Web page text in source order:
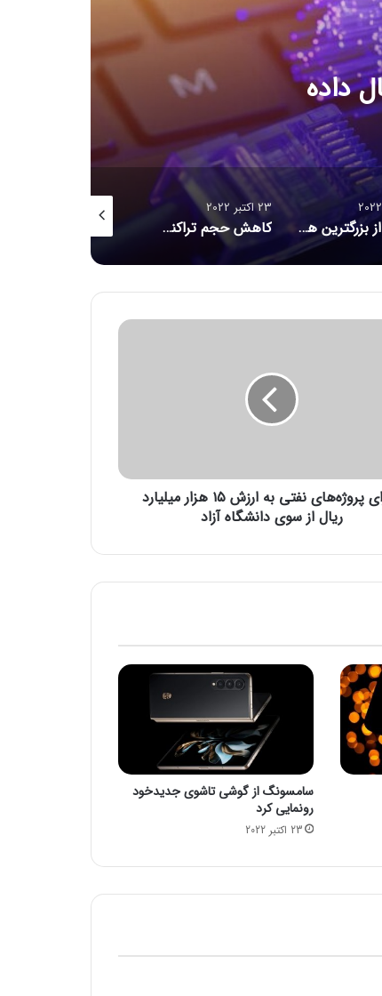
فضای مجازی
23 اکتبر 2022
کاهش حجم تراکنش‌ توکن‌های متاورس
23 اکتبر 2022
اجرای پروژه‌های نفتی به ارزش ۱۵ هزار میلیارد
ریال از سوی دانشگاه آزاد
سامسونگ از گوشی تاشوی جدیدخود
رونمایی کرد
23 اکتبر 2022